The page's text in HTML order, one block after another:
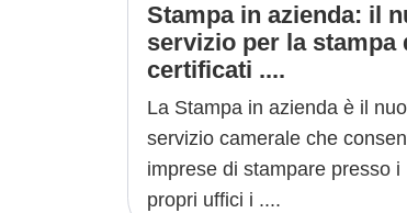
Stampa in azienda: il
servizio per la stampa
certificati ....
La Stampa in azienda è il
servizio camerale che
imprese di stampare presso i
propri uffici i ....